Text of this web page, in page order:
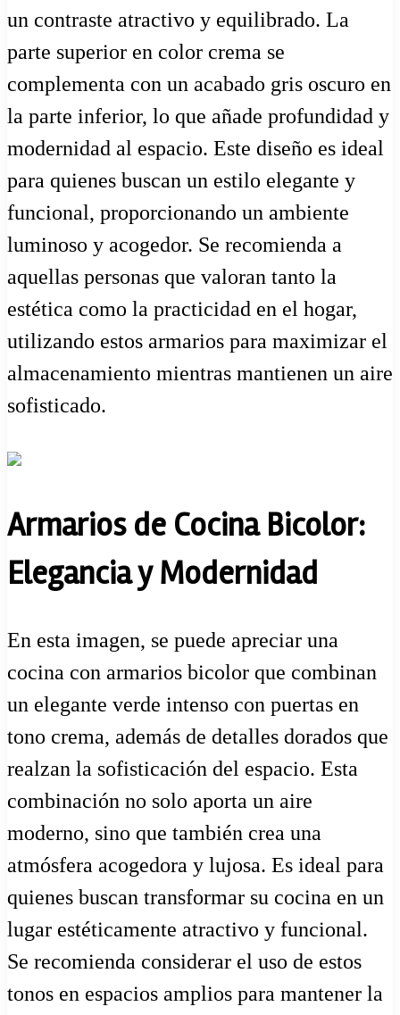
un contraste atractivo y equilibrado. La
parte superior en color crema se
complementa con un acabado gris oscuro en
la parte inferior, lo que añade profundidad y
modernidad al espacio. Este diseño es ideal
para quienes buscan un estilo elegante y
funcional, proporcionando un ambiente
luminoso y acogedor. Se recomienda a
aquellas personas que valoran tanto la
estética como la practicidad en el hogar,
utilizando estos armarios para maximizar el
almacenamiento mientras mantienen un aire
sofisticado.
Armarios de Cocina Bicolor:
Elegancia y Modernidad
En esta imagen, se puede apreciar una
cocina con armarios bicolor que combinan
un elegante verde intenso con puertas en
tono crema, además de detalles dorados que
realzan la sofisticación del espacio. Esta
combinación no solo aporta un aire
moderno, sino que también crea una
atmósfera acogedora y lujosa. Es ideal para
quienes buscan transformar su cocina en un
lugar estéticamente atractivo y funcional.
Se recomienda considerar el uso de estos
tonos en espacios amplios para mantener la